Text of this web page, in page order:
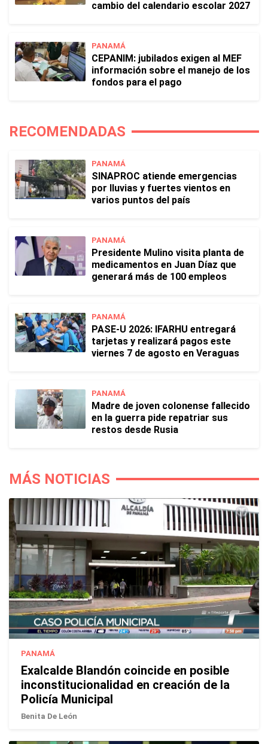
cambio del calendario escolar 2027
PANAMÁ
CEPANIM: jubilados exigen al MEF
información sobre el manejo de los
fondos para el pago
RECOMENDADAS
PANAMÁ
SINAPROC atiende emergencias
por lluvias y fuertes vientos en
varios puntos del país
PANAMÁ
Presidente Mulino visita planta de
medicamentos en Juan Díaz que
generará más de 100 empleos
PANAMÁ
PASE-U 2026: IFARHU entregará
tarjetas y realizará pagos este
viernes 7 de agosto en Veraguas
PANAMÁ
Madre de joven colonense fallecido
en la guerra pide repatriar sus
restos desde Rusia
MÁS NOTICIAS
PANAMÁ
Exalcalde Blandón coincide en posible
inconstitucionalidad en creación de la
Policía Municipal
Benita De León